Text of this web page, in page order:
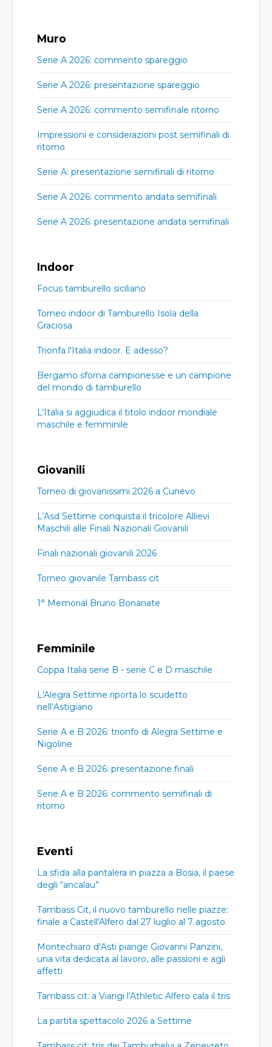
Muro
Serie A 2026: commento spareggio
Serie A 2026: presentazione spareggio
Serie A 2026: commento semifinale ritorno
Impressioni e considerazioni post semifinali di
ritorno
Serie A: presentazione semifinali di ritorno
Serie A 2026: commento andata semifinali
Serie A 2026: presentazione andata semifinali
Indoor
Focus tamburello siciliano
Torneo indoor di Tamburello Isola della
Graciosa
Trionfa l'Italia indoor. E adesso?
Bergamo sforna campionesse e un campione
del mondo di tamburello
L’Italia si aggiudica il titolo indoor mondiale
maschile e femminile
Giovanili
Torneo di giovanissimi 2026 a Cunevo
L’Asd Settime conquista il tricolore Allievi
Maschili alle Finali Nazionali Giovanili
Finali nazionali giovanili 2026
Torneo giovanile Tambass cit
1° Memorial Bruno Bonanate
Femminile
Coppa Italia serie B - serie C e D maschile
L'Alegra Settime riporta lo scudetto
nell’Astigiano
Serie A e B 2026: trionfo di Alegra Settime e
Nigoline
Serie A e B 2026: presentazione finali
Serie A e B 2026: commento semifinali di
ritorno
Eventi
La sfida alla pantalera in piazza a Bosia, il paese
degli “ancalau”
Tambass Cit, il nuovo tamburello nelle piazze:
finale a Castell'Alfero dal 27 luglio al 7 agosto
Montechiaro d’Asti piange Giovanni Panzini,
una vita dedicata al lavoro, alle passioni e agli
affetti
Tambass cit: a Viarigi l'Athletic Alfero cala il tris
La partita spettacolo 2026 a Settime